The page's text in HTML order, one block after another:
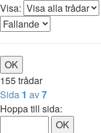
Visa:
155 trådar
Sida 1 av7
Hoppa till sida: